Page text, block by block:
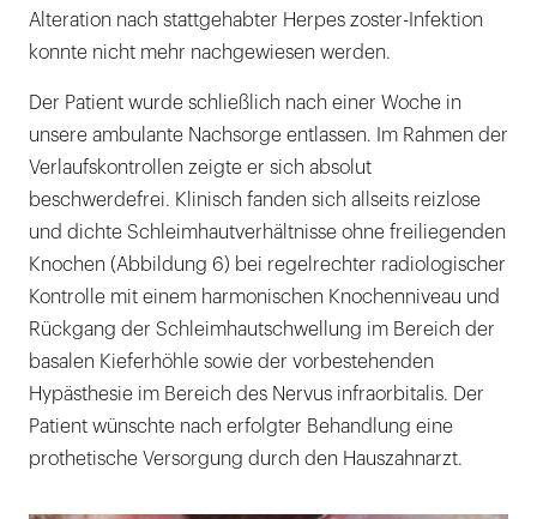
Alteration nach stattgehabter Herpes zoster-Infektion
konnte nicht mehr nachgewiesen werden.
Der Patient wurde schließlich nach einer Woche in
unsere ambulante Nachsorge entlassen. Im Rahmen der
Verlaufskontrollen zeigte er sich absolut
beschwerdefrei. Klinisch fanden sich allseits reizlose
und dichte Schleimhautverhältnisse ohne freiliegenden
Knochen (Abbildung 6) bei regelrechter radiologischer
Kontrolle mit einem harmonischen Knochenniveau und
Rückgang der Schleimhautschwellung im Bereich der
basalen Kieferhöhle sowie der vorbestehenden
Hypästhesie im Bereich des Nervus infraorbitalis. Der
Patient wünschte nach erfolgter Behandlung eine
prothetische Versorgung durch den Hauszahnarzt.